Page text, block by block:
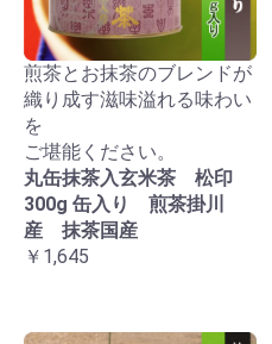
煎茶とお抹茶のブレンドが
織り成す滋味溢れる味わい
を
ご堪能ください。
丸缶抹茶入玄米茶 松印
300g 缶入り 煎茶掛川
産 抹茶国産
￥1,645